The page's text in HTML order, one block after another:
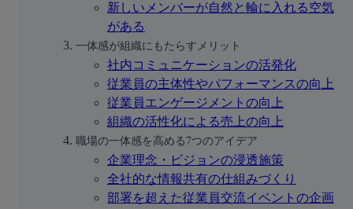
新しいメンバーが自然と輪に入れる空気
がある
一体感が組織にもたらすメリット
社内コミュニケーションの活発化
従業員の主体性やパフォーマンスの向上
従業員エンゲージメントの向上
組織の活性化による売上の向上
職場の一体感を高める7つのアイデア
企業理念・ビジョンの浸透施策
全社的な情報共有の仕組みづくり
部署を超えた従業員交流イベントの企画